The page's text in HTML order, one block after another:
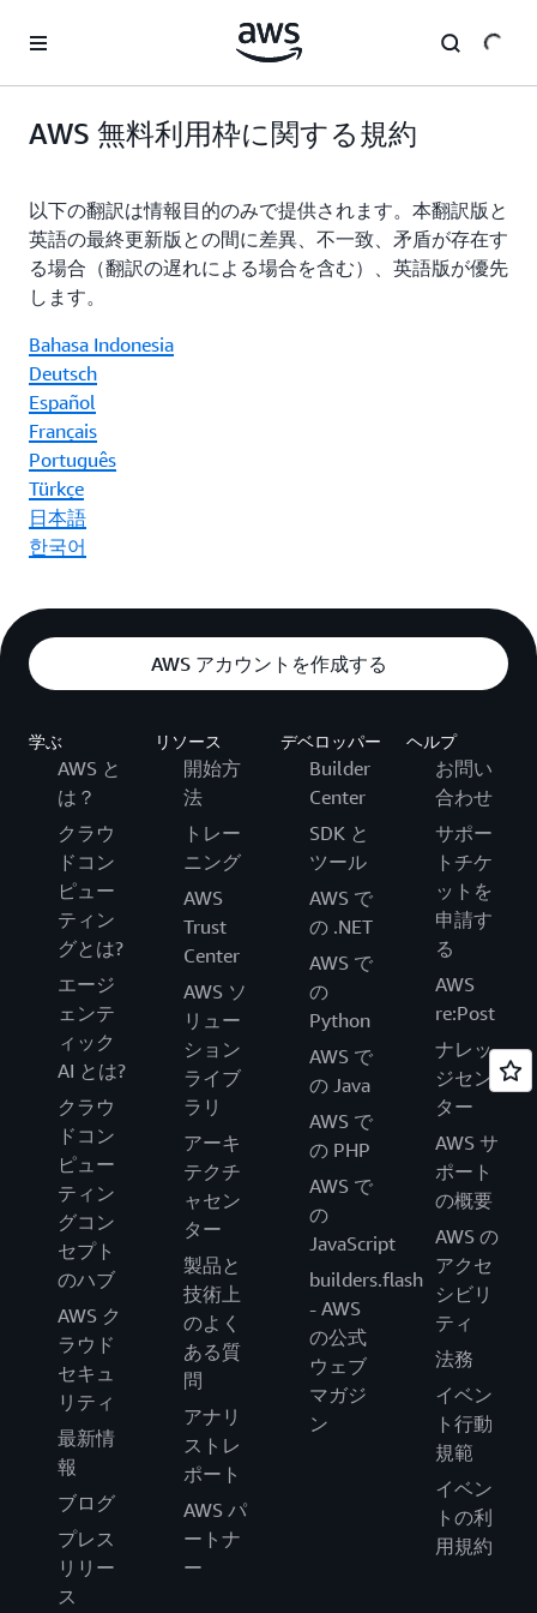
AWS 無料利用枠に関する規約
以下の翻訳は情報目的のみで提供されます。本翻訳版と
英語の最終更新版との間に差異、不一致、矛盾が存在す
る場合（翻訳の遅れによる場合を含む）、英語版が優先
します。
Bahasa Indonesia
Deutsch
Español
Français
Português
Türkçe
日本語
한국어
AWS アカウントを作成する
学ぶ
AWS と
は？
クラウ
ドコン
ピュー
ティン
グとは?
エージ
ェンテ
ィック
AI とは?
クラウ
ドコン
ピュー
ティン
グコン
セプト
のハブ
AWS ク
ラウド
セキュ
リティ
最新情
報
ブログ
プレス
リリー
ス
リソース
開始方
法
トレー
ニング
AWS
Trust
Center
AWS ソ
リュー
ション
ライブ
ラリ
アーキ
テクチ
ャセン
ター
製品と
技術上
のよく
ある質
問
アナリ
ストレ
ポート
AWS パ
ートナ
ー
デベロッパー
Builder
Center
SDK と
ツール
AWS で
の .NET
AWS で
の
Python
AWS で
の Java
AWS で
の PHP
AWS で
の
JavaScript
builders.flash
- AWS
の公式
ウェブ
マガジ
ン
ヘルプ
お問い
合わせ
サポー
トチケ
ットを
申請す
る
AWS
re:Post
ナレッ
ジセン
ター
AWS サ
ポート
の概要
AWS の
アクセ
シビリ
ティ
法務
イベン
ト行動
規範
イベン
トの利
用規約